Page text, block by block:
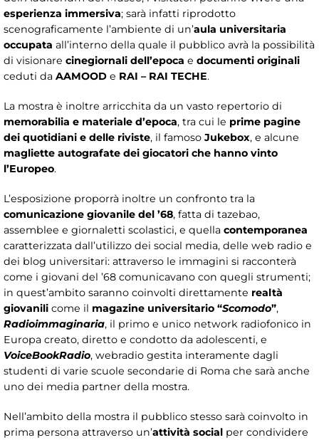
esperienza immersiva; sarà infatti riprodotto
scenograficamente l’ambiente di un’aula universitaria
occupata all’interno della quale il pubblico avrà la possibilità
di visionare cinegiornali dell’epoca e documenti originali
ceduti da AAMOOD e RAI – RAI TECHE.
La mostra è inoltre arricchita da un vasto repertorio di
memorabilia e materiale d’epoca, tra cui le prime pagine
dei quotidiani e delle riviste, il famoso Jukebox, e alcune
magliette autografate dei giocatori che hanno vinto
l’Europeo.
L’esposizione proporrà inoltre un confronto tra la
comunicazione giovanile del ’68, fatta di tazebao,
assemblee e giornaletti scolastici, e quella contemporanea
caratterizzata dall’utilizzo dei social media, delle web radio e
dei blog universitari: attraverso le immagini si racconterà
come i giovani del ’68 comunicavano con quegli strumenti;
in quest’ambito saranno coinvolti direttamente realtà
giovanili come il magazine universitario “Scomodo”,
Radioimmaginaria, il primo e unico network radiofonico in
Europa creato, diretto e condotto da adolescenti, e
VoiceBookRadio, webradio gestita interamente dagli
studenti di varie scuole secondarie di Roma che sarà anche
uno dei media partner della mostra.
Nell’ambito della mostra il pubblico stesso sarà coinvolto in
prima persona attraverso un’attività social per condividere